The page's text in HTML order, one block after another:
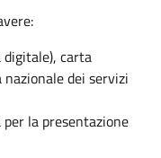
digitale), carta
dei servizi
la presentazione